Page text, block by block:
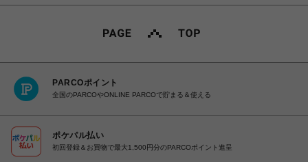
PARCOポイント
全国のPARCOやONLINE PARCOで貯まる＆使える
ポケパル払い
初回登録＆お買物で最大1,500円分のPARCOポイント進呈